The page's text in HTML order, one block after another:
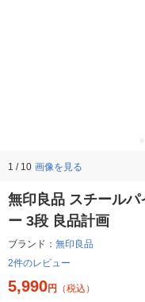
1 / 10 画像を見る
無印良品 スチール
ー 3段 良品計画
ブランド： 無印良品
2件のレビュー
5,990円 （税込）